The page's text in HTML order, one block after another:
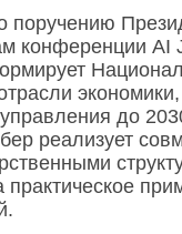
поручению
конференции AI
до
реализует